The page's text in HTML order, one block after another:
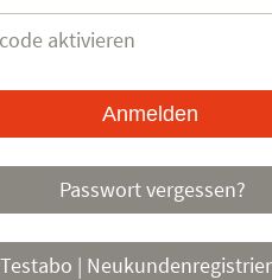
aktivieren
Passwort vergessen?
Testabo |